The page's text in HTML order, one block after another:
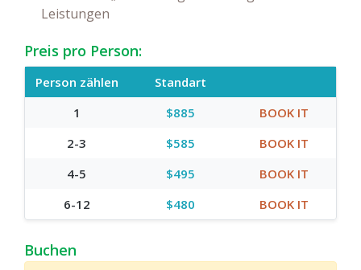
Leistungen
Preis pro Person:
Person zählen
Standart
1
$885
BOOK IT
2-3
$585
BOOK IT
4-5
$495
BOOK IT
6-12
$480 BOOK IT
Buchen